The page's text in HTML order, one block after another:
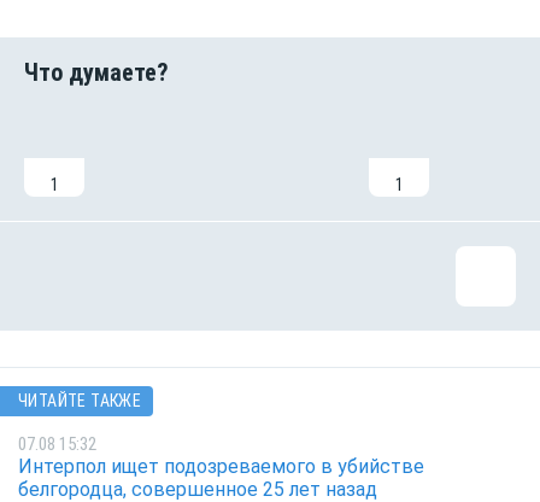
1 1
ЧИТАЙТЕ ТАКЖЕ
07.08 15:32
Интерпол ищет подозреваемого в убийстве
белгородца, совершенное 25 лет назад